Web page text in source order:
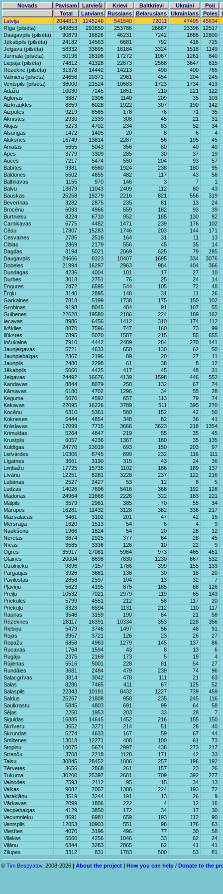
Novads Pavisam Latvieši Krievi Baltkrievi Ukraiņi
Poļi
Total
Latvians Russians Belarusians Ukrainians Poles
Latvija
2044813 1245246 541840 72011 47495
45634
Rīga (pilsēta)
649853 292650 253786 26687 23396
12517
Daugavpils (pilsēta)
90879 16826 46231 7242 1886
12800
Jēkabpils (pilsēta)
24182 14563 6681 792 416
725
Jelgava (pilsēta)
58332 33695 16184 3324 1518
1149
Jūrmala (pilsēta)
50196 26106 17272 1967 1261
840
Liepāja (pilsēta)
74812 41328 22873 2568 3647
815
Rēzekne (pilsēta)
31378 14442 14213 490 400
765
Valmiera (pilsēta)
24656 20371 2961 454 204
245
Ventspils (pilsēta)
38000 21524 10683 1723 1734
413
Ādažu
10030 7245 1851 210 221
122
Aglonas
3887 2306 1140 209 35
103
Aizkraukles
8859 6028 1922 307 190
142
Aizputes
9219 8565 178 76 71
35
Aknīstes
2930 2339 308 45 21
31
Alojas
5273 4702 234 83 52
34
Alsungas
1472 1405 20 8 6
4
Alūksnes
16749 13814 2287 56 195
45
Amatas
5655 5043 356 80 40
40
Apes
3779 3309 285 30 37
19
Auces
7217 5474 550 204 93
57
Babītes
9381 6560 1924 238 180
95
Baldones
5502 4655 482 117 43
56
Baltinavas
1155 970 146 3 7
1
Balvu
13879 11043 2409 112 80
43
Bauskas
25258 19279 2216 821 556
319
Beverīnas
3282 2875 235 81 13
24
Brocēnu
6093 4966 559 182 93
39
Burtnieku
8224 6710 952 185 130
82
Carnikavas
6775 4482 1471 239 176
102
Cēsu
17807 15283 1746 203 144
171
Cesvaines
2785 2518 164 31 11
13
Ciblas
2869 2179 556 45 35
14
Dagdas
8194 5021 2069 625 79
285
Daugavpils
24666 8323 10407 1695 334
3076
Dobeles
21994 16297 2963 984 404
366
Dundagas
4236 4004 101 17 27
10
Durbes
3018 2751 76 25 24
14
Engures
7472 6595 544 105 72
48
Ērgļu
3140 2895 148 31 11
26
Garkalnes
7818 5199 1738 175 150
102
Grobiņas
9198 8045 484 91 107
55
Gulbenes
22628 19580 2186 224 189
162
Iecavas
8986 6456 1412 310 174
112
Ikšķiles
8870 7596 747 160 73
99
Ilūkstes
7895 5070 1587 215 55
655
Inčukalna
7910 4442 2489 284 270
141
Jaunjelgavas
5721 4633 650 130 62
50
Jaunpiebalgas
2367 2196 89 20 27
11
Jaunpils
2480 2298 61 38 8
12
Jēkabpils
5066 4425 417 45 48
31
Jelgavas
24492 16676 4139 1598 446
552
Kandavas
8844 8079 258 132 67
74
Kārsavas
6180 4702 1296 34 55
28
Ķeguma
5670 4592 657 113 79
74
Ķekavas
22095 16226 3789 511 395
270
Kocēnu
6310 5361 580 152 42
50
Kokneses
5444 4854 348 82 36
41
Krāslavas
17099 7715 3666 3623 218
1354
Krimuldas
5264 4847 219 55 35
45
Krustpils
6057 4236 1367 180 35
135
Kuldīgas
24770 23019 693 150 203
97
Lielvārdes
10306 8745 899 232 116
111
Līgatnes
3661 3190 315 43 24
36
Limbažu
17725 15735 1102 186 189
137
Līvānu
12251 8281 3228 237 122
216
Lubānas
2527 2427 53 12 8
5
Ludzas
14026 7696 5416 368 192
128
Madonas
24964 21668 2226 322 183
221
Mālpils
3579 2961 385 70 55
34
Mārupes
16281 11432 3128 382 336
217
Mazsalacas
3461 3102 201 47 42
15
Mērsraga
1620 1513 54 6 4
9
Naukšēnu
1966 1824 54 20 28
12
Neretas
3874 2925 377 64 28
45
Nīcas
3585 3336 126 10 22
9
Ogres
35917 27081 5964 973 465
451
Olaines
20004 8698 7830 1230 667
532
Ozolnieku
9896 7157 1766 399 155
133
Pārgaujas
3926 3681 136 30 18
20
Pāvilostas
2858 2597 104 13 32
7
Pļaviņu
5623 4195 875 185 68
126
Preiļu
10532 7021 2979 119 65
143
Priekules
5799 4551 212 58 117
20
Priekuļu
8323 6594 1131 212 110
117
Raunas
3546 3159 190 84 21
58
Rēzeknes
28117 16391 10334 353 228
356
Riebiņu
5479 3746 1497 56 46
91
Rojas
3957 3721 126 23 26
27
Ropažu
6858 4963 1279 145 137
86
Rucavas
1764 1594 43 8 13
6
Rugāju
2375 2169 173 5 19
4
Rūjienas
5516 5001 228 81 54
27
Rundāles
3681 2484 479 239 74
96
Salacgrīvas
3814 3042 478 111 21
63
Salas
8280 7465 411 67 125
52
Salaspils
22343 10191 8432 1227 739
459
Saldus
25267 21808 958 235 245
116
Saulkrastu
5845 4803 691 99 64
58
Sējas
2250 1953 203 33 28
7
Siguldas
16885 14645 1452 216 155
150
Skrīveru
3652 3271 214 51 28
40
Skrundas
5274 4633 167 59 67
44
Smiltenes
13018 12271 408 100 61
73
Stopiņu
10075 5674 2997 438 273
217
Strenču
3708 2218 1128 171 42
33
Talsu
30845 28452 1006 257 196
192
Tērvetes
3656 2868 261 157 23
26
Tukuma
30200 25397 2681 709 392
277
Vaiņodes
2593 2112 95 15 34
13
Valkas
9082 7067 1308 224 193
72
Varakļānu
3519 3244 191 13 26
9
Vārkavas
2099 1806 222 4 12
16
Vecpiebalgas
4129 3850 172 34 17
30
Vecumnieku
8691 6981 659 193 112
90
Ventspils
12053 10903 551 98 176
63
Viesītes
4070 3196 496 77 30
58
Viļakas
5560 4256 1046 33 62
24
Viļānu
6344 3283 2865 62 41
41
Zilupes
3312 831 1783 500 53 81
© Tim Bespyatov, 2008-2026 | About the project | How you can help / Donate to the